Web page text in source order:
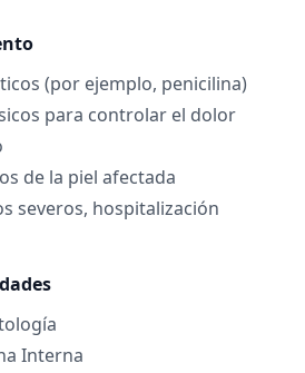
(por ejemplo, penicilina)
para controlar el dolor
de la piel afectada
severos, hospitalización
Interna